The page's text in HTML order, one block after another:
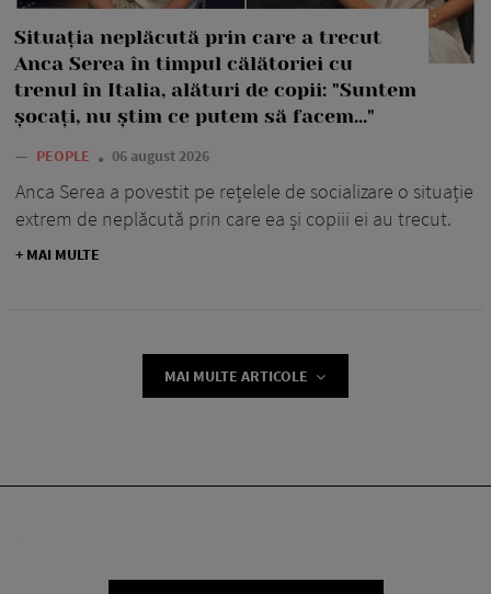
Situația neplăcută prin care a trecut
Anca Serea în timpul călătoriei cu
trenul în Italia, alături de copii: "Suntem
șocați, nu știm ce putem să facem..."
— PEOPLE 06 august 2026
Anca Serea a povestit pe rețelele de socializare o situație
extrem de neplăcută prin care ea și copiii ei au trecut.
+ MAI MULTE
MAI MULTE ARTICOLE